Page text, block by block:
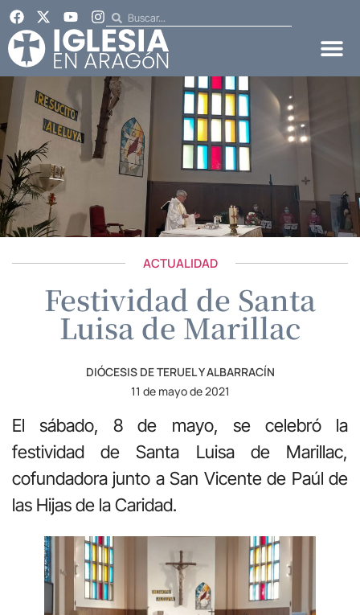
ACTUALIDAD
Festividad de Santa
Luisa de Marillac
DIÓCESIS DE TERUEL Y ALBARRACÍN
11 de mayo de 2021
El sábado, 8 de mayo, se celebró la
festividad de Santa Luisa de Marillac,
cofundadora junto a San Vicente de Paúl de
las Hijas de la Caridad.